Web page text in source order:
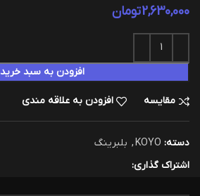
2,630,000تومان
افزودن به سبد خرید
مقایسه افزودن به علاقه مندی
دسته: KOYO
, بلبرینگ
اشتراک گذاری: